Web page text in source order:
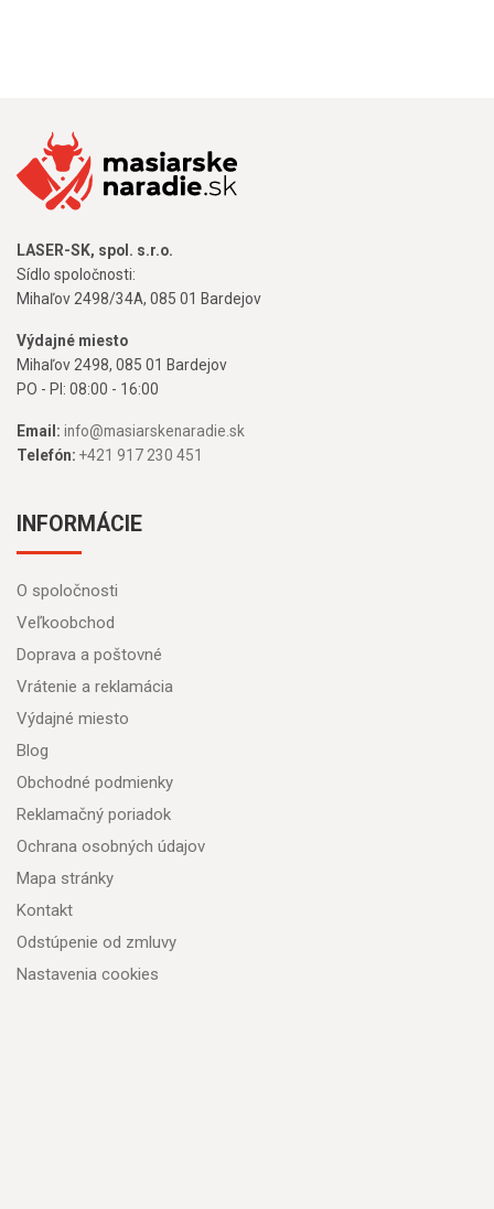
LASER-SK, spol. s.r.o.
Sídlo spoločnosti:
Mihaľov 2498/34A, 085 01 Bardejov
Výdajné miesto
Mihaľov 2498, 085 01 Bardejov
PO - PI: 08:00 - 16:00
Email: info@masiarskenaradie.sk
Telefón: +421 917 230 451
INFORMÁCIE
O spoločnosti
Veľkoobchod
Doprava a poštovné
Vrátenie a reklamácia
Výdajné miesto
Blog
Obchodné podmienky
Reklamačný poriadok
Ochrana osobných údajov
Mapa stránky
Kontakt
Odstúpenie od zmluvy
Nastavenia cookies